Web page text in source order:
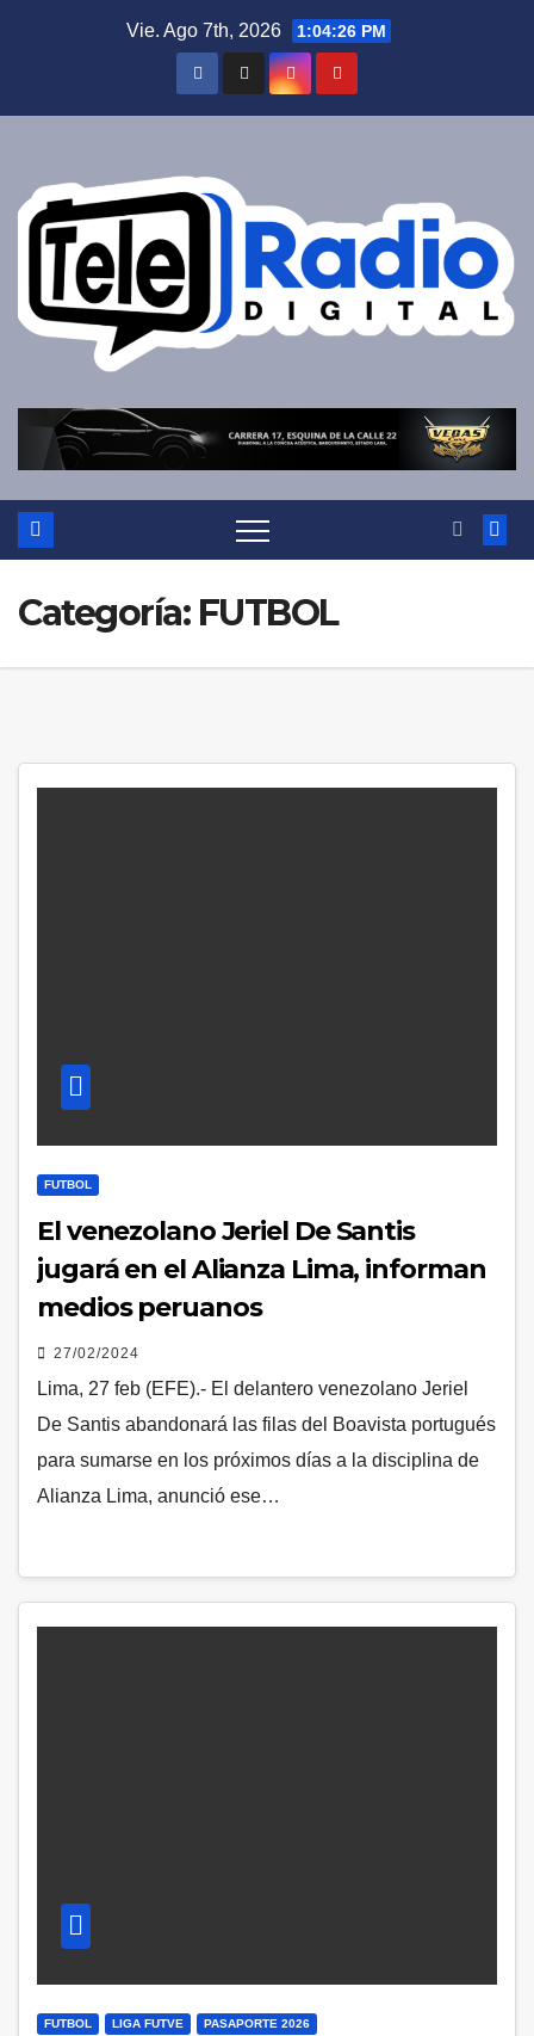
Vie. Ago 7th, 2026 1:04:27 PM
Categoría: FUTBOL
FUTBOL
El venezolano Jeriel De Santis
jugará en el Alianza Lima, informan
medios peruanos
27/02/2024
Lima, 27 feb (EFE).- El delantero venezolano Jeriel
De Santis abandonará las filas del Boavista portugués
para sumarse en los próximos días a la disciplina de
Alianza Lima, anunció ese…
FUTBOL LIGA FUTVE PASAPORTE 2026